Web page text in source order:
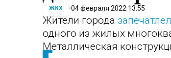
ЖКХ 04 февраля 2022 13:55
Жители города
одного из жилых
Металлическая